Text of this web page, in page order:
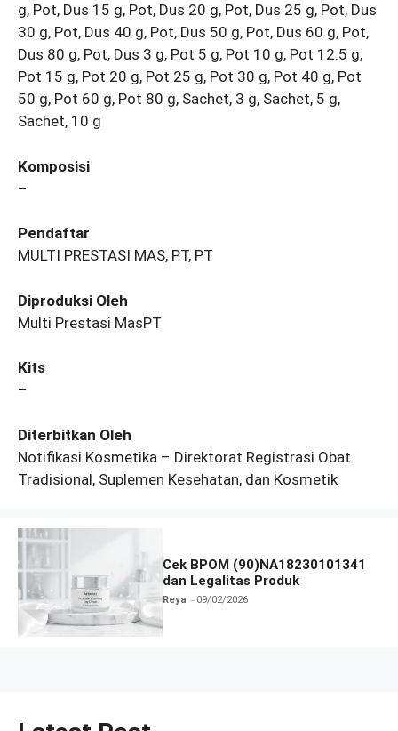
g, Pot, Dus 15 g, Pot, Dus 20 g, Pot, Dus 25 g, Pot, Dus
30 g, Pot, Dus 40 g, Pot, Dus 50 g, Pot, Dus 60 g, Pot,
Dus 80 g, Pot, Dus 3 g, Pot 5 g, Pot 10 g, Pot 12.5 g,
Pot 15 g, Pot 20 g, Pot 25 g, Pot 30 g, Pot 40 g, Pot
50 g, Pot 60 g, Pot 80 g, Sachet, 3 g, Sachet, 5 g,
Sachet, 10 g
Komposisi
–
Pendaftar
MULTI PRESTASI MAS, PT, PT
Diproduksi Oleh
Multi Prestasi MasPT
Kits
–
Diterbitkan Oleh
Notifikasi Kosmetika – Direktorat Registrasi Obat
Tradisional, Suplemen Kesehatan, dan Kosmetik
Cek BPOM (90)NA18230101341
dan Legalitas Produk
Reya 09/02/2026